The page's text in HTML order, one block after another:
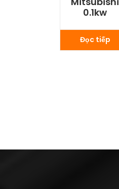
0.1kw
Đọc tiếp